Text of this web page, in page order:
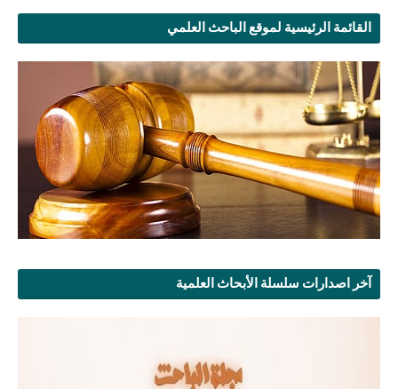
القائمة الرئيسية لموقع الباحث العلمي
آخر اصدارات سلسلة الأبحاث العلمية